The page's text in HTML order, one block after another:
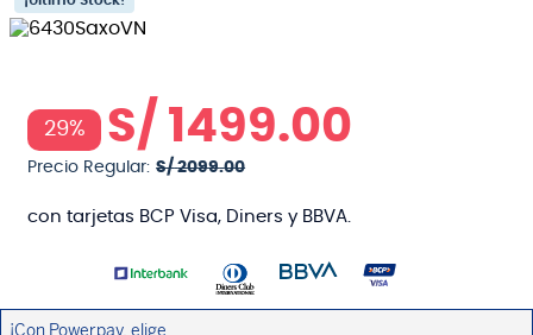
29% S/ 1499.00
Precio Regular: S/ 2099.00
con tarjetas BCP Visa, Diners y BBVA.